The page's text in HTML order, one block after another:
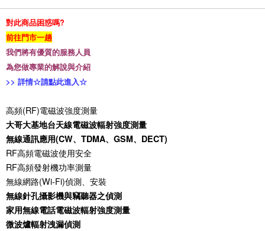
對此商品困惑嗎?
前往門市一趟
我們將有優質的服務人員
為您做專業的解說與介紹
>> 詳情☆請點此進入☆
高頻(RF)電磁波強度測量
大哥大基地台天線電磁波輻射強度測量
無線通訊應用(CW、TDMA、GSM、DECT)
RF高頻電磁波使用安全
RF高頻發射機功率測量
無線網路(Wi-Fi)偵測、安裝
無線針孔攝影機與竊聽器之偵測
家用無線電話電磁波輻射強度測量
微波爐輻射洩漏偵測